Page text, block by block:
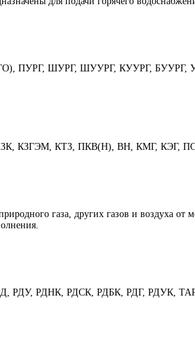
ПУРГ, ШУРГ, ШУУРГ, КУУРГ, БУУРГ, УУРГ)
КЗГЭМ, КТЗ, ПКВ(Н), ВН, КМГ, КЭГ, ПСК,
газа, других газов и
РДУ, РДНК, РДСК, РДБК, РДГ, РДУК,